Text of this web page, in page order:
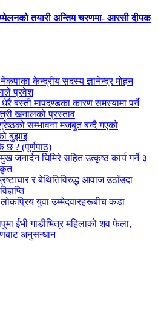
तयारी अन्तिम चरणमा- आरसी दीपक
केन्द्रीय सदस्य ज्ञानेन्द्र मोहन
प्रवेश
बस्ती मापदण्डका कारण समस्यामा पर्ने
खनालको प्रस्ताव
सम्भावना मजबुत बन्दै गएको
बुझाइ
छ ? (पूर्णपाठ)
जनार्दन घिमिरे सहित उत्कृष्ठ कार्य गर्ने ३
र बेथितिविरुद्ध आवाज उठाँउदा
लोकप्रिय युवा उम्मेदवारहरूबीच कडा
ईभी गाडीभित्र महिलाको शव फेला,
अनुसन्धान